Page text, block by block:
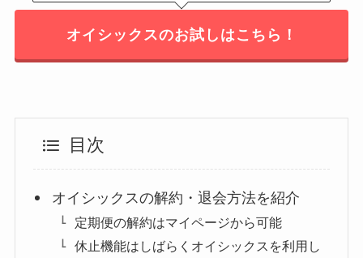
オイシックスのお試しはこちら！
目次
オイシックスの解約・退会方法を紹介
定期便の解約はマイページから可能
休止機能はしばらくオイシックスを利用し